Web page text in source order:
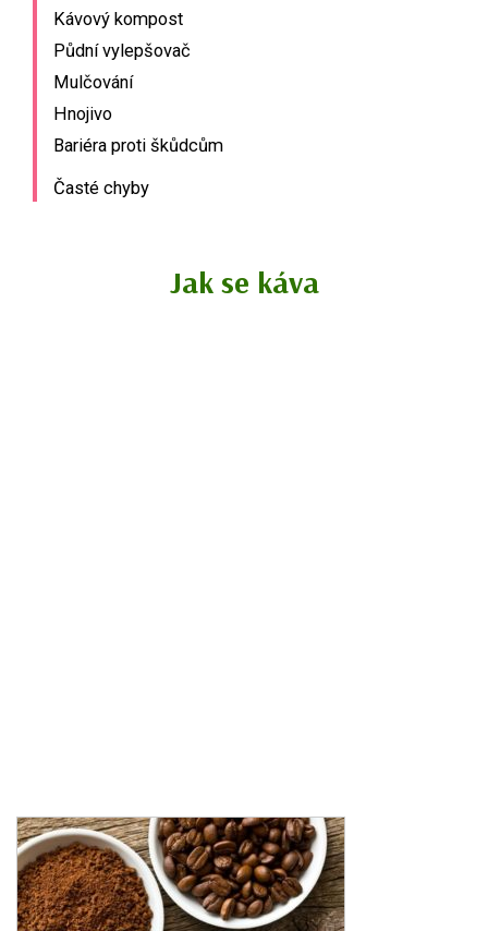
Kávový kompost
Půdní vylepšovač
Mulčování
Hnojivo
Bariéra proti škůdcům
Časté chyby
Jak se káva